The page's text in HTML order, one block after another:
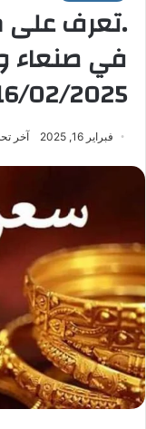
.تعرف على
في صنعاء
02/2025
فبراير 16, 2025 آخر